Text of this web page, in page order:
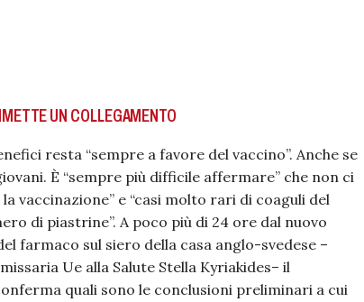
UN COLLEGAMENTO
resta “sempre a favore del vaccino”. Anche se
È “sempre più difficile affermare” che non ci
vaccinazione” e “casi molto rari di coaguli del
di piastrine”. A poco più di 24 ore dal nuovo
farmaco sul siero della casa anglo-svedese –
Ue alla Salute Stella Kyriakides– il
quali sono le conclusioni preliminari a cui